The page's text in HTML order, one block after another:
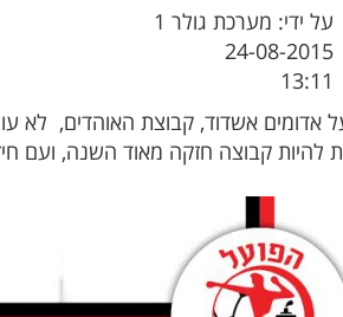
על ידי: מערכת גולר 1
24-08-2015
13:11
אדומים אשדוד, קבוצת האוהדים, לא
להיות קבוצה חזקה מאוד השנה, ועם